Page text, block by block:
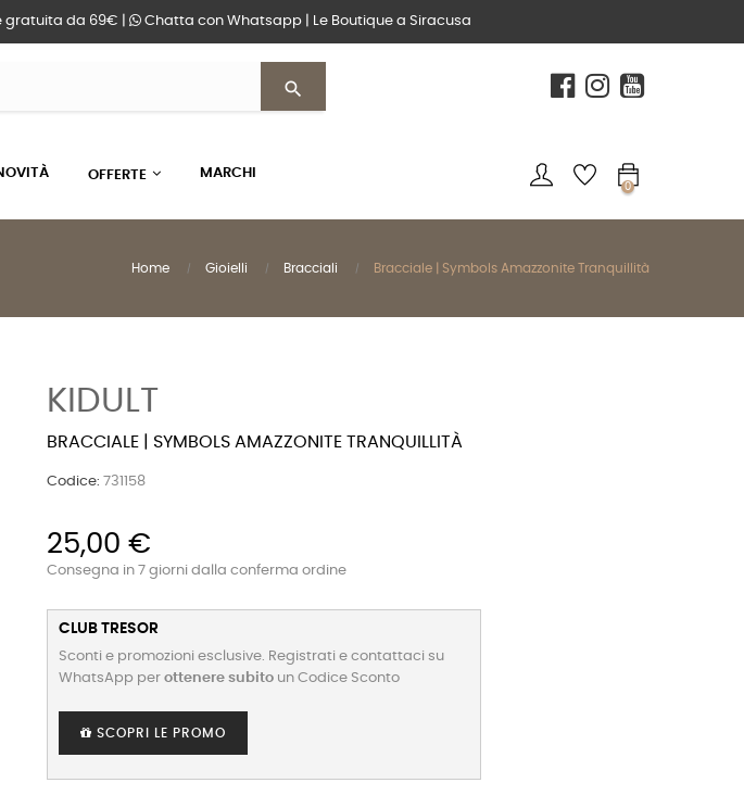
gratuita da 69€ | Chatta con Whatsapp Le Boutique a Siracusa
search
OFFERTE MARCHI
0
Home Gioielli Bracciali Bracciale | Symbols Amazzonite Tranquillità
KIDULT
BRACCIALE | SYMBOLS AMAZZONITE TRANQUILLITÀ
Codice: 731158
25,00 €
Consegna in 7 giorni dalla conferma ordine
CLUB TRESOR
Sconti e promozioni esclusive. Registrati e contattaci su
WhatsApp per ottenere subito un Codice Sconto
SCOPRI LE PROMO